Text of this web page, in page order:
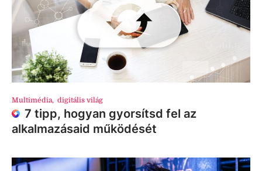
Multimédia, digitális világ
7 tipp, hogyan gyorsítsd fel az
alkalmazásaid működését